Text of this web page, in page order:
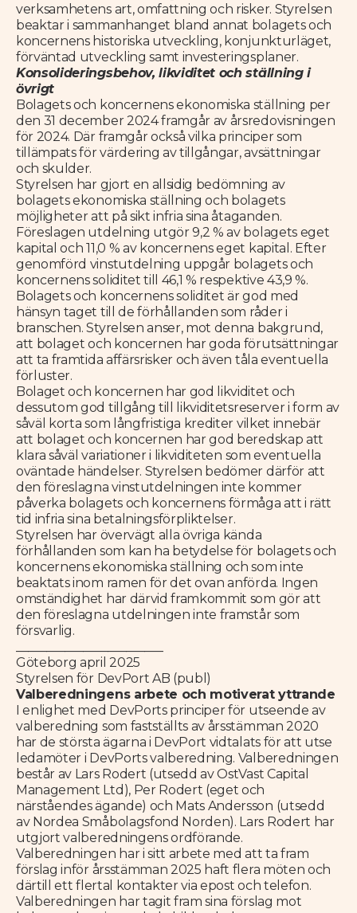
verksamhetens art, omfattning och risker. Styrelsen
beaktar i sammanhanget bland annat bolagets och
koncernens historiska utveckling, konjunkturläget,
förväntad utveckling samt investeringsplaner.
Konsolideringsbehov, likviditet och ställning i
övrigt
Bolagets och koncernens ekonomiska ställning per
den 31 december 2024 framgår av årsredovisningen
för 2024. Där framgår också vilka principer som
tillämpats för värdering av tillgångar, avsättningar
och skulder.
Styrelsen har gjort en allsidig bedömning av
bolagets ekonomiska ställning och bolagets
möjligheter att på sikt infria sina åtaganden.
Föreslagen utdelning utgör 9,2 % av bolagets eget
kapital och 11,0 % av koncernens eget kapital. Efter
genomförd vinstutdelning uppgår bolagets och
koncernens soliditet till 46,1 % respektive 43,9 %.
Bolagets och koncernens soliditet är god med
hänsyn taget till de förhållanden som råder i
branschen. Styrelsen anser, mot denna bakgrund,
att bolaget och koncernen har goda förutsättningar
att ta framtida affärsrisker och även tåla eventuella
förluster.
Bolaget och koncernen har god likviditet och
dessutom god tillgång till likviditetsreserver i form av
såväl korta som långfristiga krediter vilket innebär
att bolaget och koncernen har god beredskap att
klara såväl variationer i likviditeten som eventuella
oväntade händelser. Styrelsen bedömer därför att
den föreslagna vinstutdelningen inte kommer
påverka bolagets och koncernens förmåga att i rätt
tid infria sina betalningsförpliktelser.
Styrelsen har övervägt alla övriga kända
förhållanden som kan ha betydelse för bolagets och
koncernens ekonomiska ställning och som inte
beaktats inom ramen för det ovan anförda. Ingen
omständighet har därvid framkommit som gör att
den föreslagna utdelningen inte framstår som
försvarlig.
Göteborg april 2025
Styrelsen för DevPort AB (publ)
Valberedningens arbete och motiverat yttrande
I enlighet med DevPorts principer för utseende av
valberedning som fastställts av årsstämman 2020
har de största ägarna i DevPort vidtalats för att utse
ledamöter i DevPorts valberedning. Valberedningen
består av Lars Rodert (utsedd av OstVast Capital
Management Ltd), Per Rodert (eget och
närståendes ägande) och Mats Andersson (utsedd
av Nordea Småbolagsfond Norden). Lars Rodert har
utgjort valberedningens ordförande.
Valberedningen har i sitt arbete med att ta fram
förslag inför årsstämman 2025 haft flera möten och
därtill ett flertal kontakter via epost och telefon.
Valberedningen har tagit fram sina förslag mot